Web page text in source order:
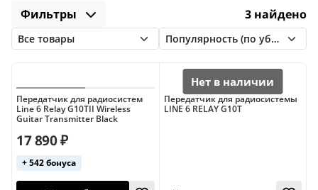
Relacart
Rode
Shure
XVIVE
Фильтры 3 найдено
Передатчик для радиосистем
Line 6 Relay G10TII Wireless
Guitar Transmitter Black
17 890 ₽
+ 542 бонуса
Передатчик для радиосистемы
LINE 6 RELAY G10T